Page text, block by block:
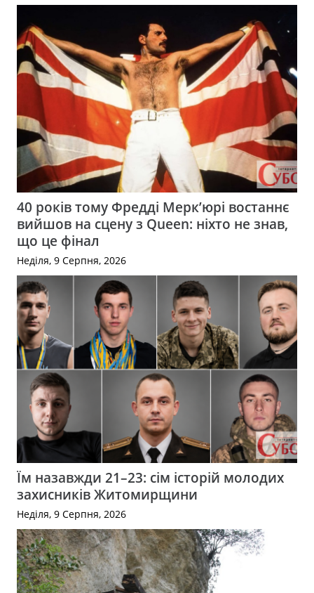
40 років тому Фредді Мерк’юрі востаннє
вийшов на сцену з Queen: ніхто не знав,
що це фінал
Неділя, 9 Серпня, 2026
Їм назавжди 21–23: сім історій молодих
захисників Житомирщини
Неділя, 9 Серпня, 2026